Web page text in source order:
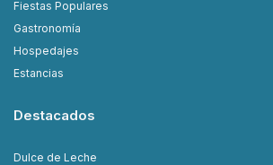
Fiestas Populares
Gastronomía
Hospedajes
Estancias
Destacados
Dulce de Leche